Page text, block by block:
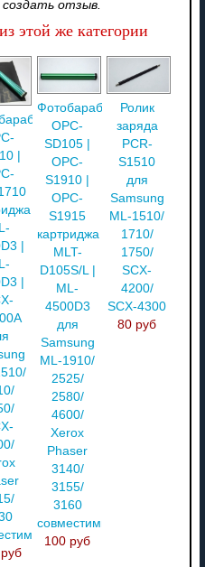
отзыв.
этой же категории
|
|
|
Фотобарабан
OPC-
SD105 |
OPC-
S1910 |
OPC-
S1915
картриджа
MLT-
D105S/L |
ML-
4500D3
для
Samsung
ML-1910/
2525/
2580/
4600/
Xerox
Phaser
3140/
3155/
3160
совместимый
100 руб
Ролик
заряда
PCR-
S1510
для
Samsung
ML-1510/
1710/
1750/
SCX-
4200/
SCX-4300
80 руб